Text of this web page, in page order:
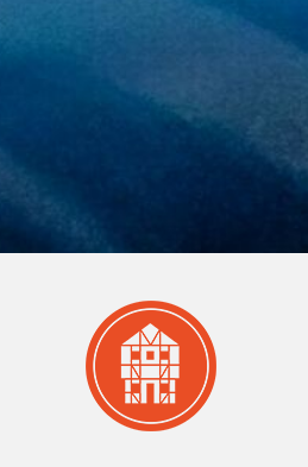
Karolingisches